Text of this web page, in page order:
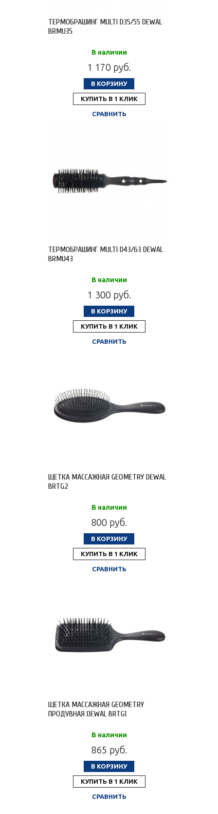
ТЕРМОБРАШИНГ MULTI D35/55 DEWAL
BRMU35
В наличии
1 170 руб.
В КОРЗИНУ
КУПИТЬ В 1 КЛИК
СРАВНИТЬ
ТЕРМОБРАШИНГ MULTI D43/63 DEWAL
BRMU43
В наличии
1 300 руб.
В КОРЗИНУ
КУПИТЬ В 1 КЛИК
СРАВНИТЬ
ЩЕТКА МАССАЖНАЯ GEOMETRY DEWAL
BRTG2
В наличии
800 руб.
В КОРЗИНУ
КУПИТЬ В 1 КЛИК
СРАВНИТЬ
ЩЕТКА МАССАЖНАЯ GEOMETRY
ПРОДУВНАЯ DEWAL BRTG1
В наличии
865 руб.
В КОРЗИНУ
КУПИТЬ В 1 КЛИК
СРАВНИТЬ